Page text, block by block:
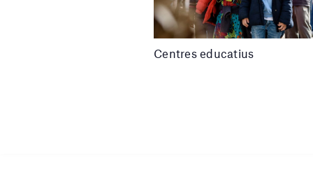
Centres educatius